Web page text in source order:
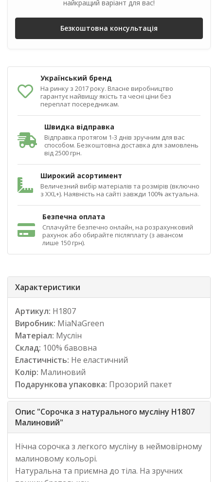
найкращий варіант для вас!
Безкоштовна консультація
Український бренд
На ринку з 2017 року. Власне виробництво
гарантує найвищу якість та чесні ціни без
переплат посередникам.
Швидка відправка
Відправка протягом 1-3 днів зручним для вас
способом. Безкоштовна доставка для замовлень
від 2500 грн.
Широкий асортимент
Величезний вибір матеріалів та розмірів (включно
з XXL+). Наявність на сайті завжди 100% актуальна.
Безпечна оплата
Сплачуйте безпечно онлайн, на розрахунковий
рахунок або обирайте післяплату (з авансом
лише 150 грн).
Характеристики
Артикул: Н1807
Виробник: MiaNaGreen
Матеріал: Муслін
Склад: 100% бавовна
Еластичність: Не еластичний
Колір: Малиновий
Подарункова упаковка: Прозорий пакет
Опис "Сорочка з натурального мусліну Н1807
Малиновий"
Нічна сорочка з легкого мусліну в неймовірному
малиновому кольорі.
Натуральна та приємна до тіла. На зручних